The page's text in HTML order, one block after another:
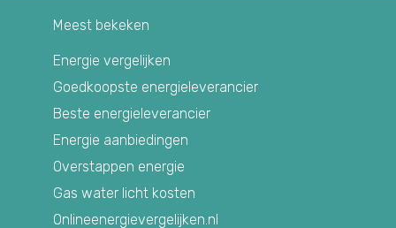
Meest bekeken
Energie vergelijken
Goedkoopste energieleverancier
Beste energieleverancier
Energie aanbiedingen
Overstappen energie
Gas water licht kosten
Onlineenergievergelijken.nl